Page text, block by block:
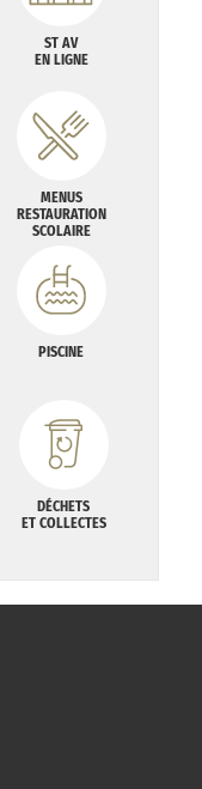
ST AV
EN LIGNE
MENUS
RESTAURATION
SCOLAIRE
PISCINE
DÉCHETS
ET COLLECTES